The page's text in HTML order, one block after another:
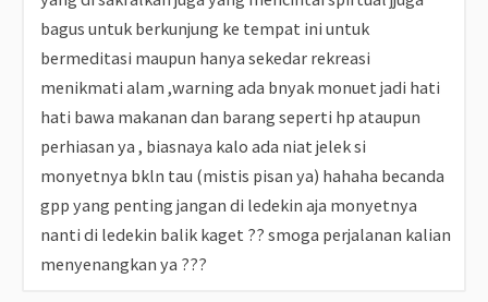
bagus untuk berkunjung ke tempat ini untuk
bermeditasi maupun hanya sekedar rekreasi
menikmati alam ,warning ada bnyak monuet jadi hati
hati bawa makanan dan barang seperti hp ataupun
perhiasan ya , biasnaya kalo ada niat jelek si
monyetnya bkln tau (mistis pisan ya) hahaha becanda
gpp yang penting jangan di ledekin aja monyetnya
nanti di ledekin balik kaget ?? smoga perjalanan kalian
menyenangkan ya ???